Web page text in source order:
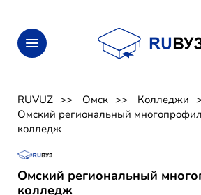
RUVUZ Омск
Колледжи
Омский региональный
колледж
Омский региональный
колледж